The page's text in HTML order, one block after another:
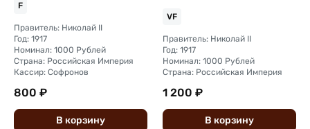
F
Правитель: Николай II
Год: 1917
Номинал: 1000 Рублей
Страна: Российская Империя
Кассир: Софронов
800 ₽
В корзину
VF
Правитель: Николай II
Год: 1917
Номинал: 1000 Рублей
Страна: Российская Империя
1 200 ₽
В корзину